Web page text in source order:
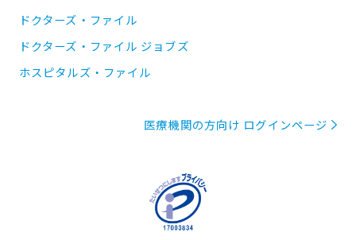
ドクターズ・ファイル
ドクターズ・ファイル ジョブズ
ホスピタルズ・ファイル
医療機関の方向け ログインページ